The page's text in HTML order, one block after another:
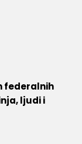
federalnih
ljudi i